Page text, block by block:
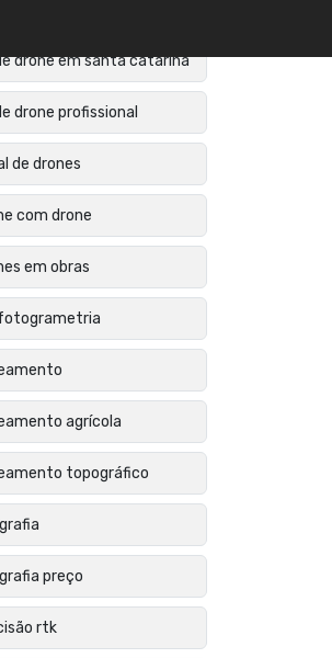
drone em santa catarina
drone profissional
de drones
com drone
em obras
agrícola
topográfico
preço
rtk